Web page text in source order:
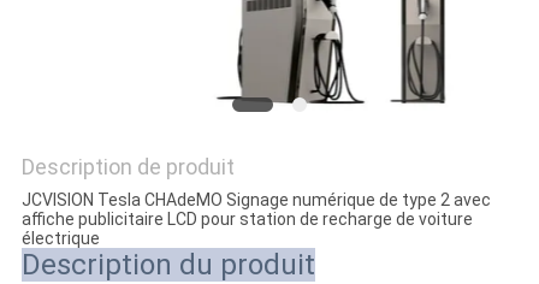
DE
CONFIDENTIALITÉ
Description de produit
JCVISION Tesla CHAdeMO Signage numérique de type 2 avec
affiche publicitaire LCD pour station de recharge de voiture
électrique
Description du produit